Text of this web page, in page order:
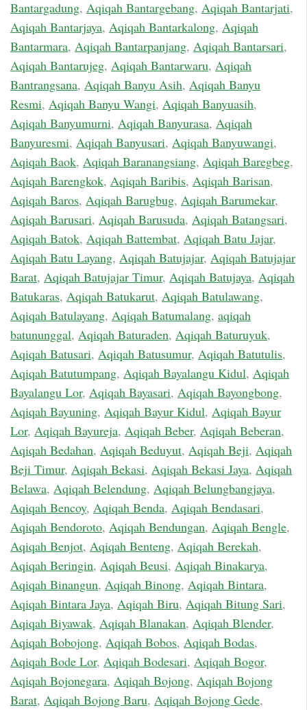
Bantargadung, Aqiqah Bantargebang, Aqiqah Bantarjati,
Aqiqah Bantarjaya, Aqiqah Bantarkalong, Aqiqah
Bantarmara, Aqiqah Bantarpanjang, Aqiqah Bantarsari,
Aqiqah Bantarujeg, Aqiqah Bantarwaru, Aqiqah
Bantrangsana, Aqiqah Banyu Asih, Aqiqah Banyu
Resmi, Aqiqah Banyu Wangi, Aqiqah Banyuasih,
Aqiqah Banyumurni, Aqiqah Banyurasa, Aqiqah
Banyuresmi, Aqiqah Banyusari, Aqiqah Banyuwangi,
Aqiqah Baok, Aqiqah Baranangsiang, Aqiqah Baregbeg,
Aqiqah Barengkok, Aqiqah Baribis, Aqiqah Barisan,
Aqiqah Baros, Aqiqah Barugbug, Aqiqah Barumekar,
Aqiqah Barusari, Aqiqah Barusuda, Aqiqah Batangsari,
Aqiqah Batok, Aqiqah Battembat, Aqiqah Batu Jajar,
Aqiqah Batu Layang, Aqiqah Batujajar, Aqiqah Batujajar
Barat, Aqiqah Batujajar Timur, Aqiqah Batujaya, Aqiqah
Batukaras, Aqiqah Batukarut, Aqiqah Batulawang,
Aqiqah Batulayang, Aqiqah Batumalang, aqiqah
batununggal, Aqiqah Baturaden, Aqiqah Baturuyuk,
Aqiqah Batusari, Aqiqah Batusumur, Aqiqah Batutulis,
Aqiqah Batutumpang, Aqiqah Bayalangu Kidul, Aqiqah
Bayalangu Lor, Aqiqah Bayasari, Aqiqah Bayongbong,
Aqiqah Bayuning, Aqiqah Bayur Kidul, Aqiqah Bayur
Lor, Aqiqah Bayureja, Aqiqah Beber, Aqiqah Beberan,
Aqiqah Bedahan, Aqiqah Beduyut, Aqiqah Beji, Aqiqah
Beji Timur, Aqiqah Bekasi, Aqiqah Bekasi Jaya, Aqiqah
Belawa, Aqiqah Belendung, Aqiqah Belungbangjaya,
Aqiqah Bencoy, Aqiqah Benda, Aqiqah Bendasari,
Aqiqah Bendoroto, Aqiqah Bendungan, Aqiqah Bengle,
Aqiqah Benjot, Aqiqah Benteng, Aqiqah Berekah,
Aqiqah Beringin, Aqiqah Beusi, Aqiqah Binakarya,
Aqiqah Binangun, Aqiqah Binong, Aqiqah Bintara,
Aqiqah Bintara Jaya, Aqiqah Biru, Aqiqah Bitung Sari,
Aqiqah Biyawak, Aqiqah Blanakan, Aqiqah Blender,
Aqiqah Bobojong, Aqiqah Bobos, Aqiqah Bodas,
Aqiqah Bode Lor, Aqiqah Bodesari, Aqiqah Bogor,
Aqiqah Bojonegara, Aqiqah Bojong, Aqiqah Bojong
Barat, Aqiqah Bojong Baru, Aqiqah Bojong Gede,